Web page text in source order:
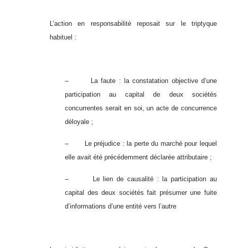
L’action en responsabilité reposait sur le triptyque
habituel :
– La faute : la constatation objective d’une
participation au capital de deux sociétés
concurrentes serait en soi, un acte de concurrence
déloyale ;
– Le préjudice : la perte du marché pour lequel
elle avait été précédemment déclarée attributaire ;
– Le lien de causalité : la participation au
capital des deux sociétés fait présumer une fuite
d’informations d’une entité vers l’autre